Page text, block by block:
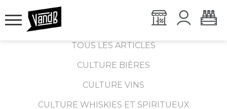
TOUS LES ARTICLES
CULTURE BIÈRES
CULTURE VINS
CULTURE WHISKIES ET SPIRITUEUX